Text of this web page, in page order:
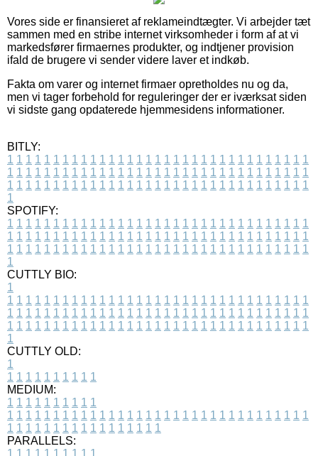
Vores side er finansieret af reklameindtægter. Vi arbejder tæt
sammen med en stribe internet virksomheder i form af at vi
markedsfører firmaernes produkter, og indtjener provision
ifald de brugere vi sender videre laver et indkøb.
Fakta om varer og internet firmaer opretholdes nu og da,
men vi tager forbehold for reguleringer der er iværksat siden
vi sidste gang opdaterede hjemmesidens informationer.
BITLY:
1 1 1 1 1 1 1 1 1 1 1 1 1 1 1 1 1 1 1 1 1 1 1 1 1 1 1 1 1 1 1 1 1
1 1 1 1 1 1 1 1 1 1 1 1 1 1 1 1 1 1 1 1 1 1 1 1 1 1 1 1 1 1 1 1 1
1 1 1 1 1 1 1 1 1 1 1 1 1 1 1 1 1 1 1 1 1 1 1 1 1 1 1 1 1 1 1 1 1
1
SPOTIFY:
1 1 1 1 1 1 1 1 1 1 1 1 1 1 1 1 1 1 1 1 1 1 1 1 1 1 1 1 1 1 1 1 1
1 1 1 1 1 1 1 1 1 1 1 1 1 1 1 1 1 1 1 1 1 1 1 1 1 1 1 1 1 1 1 1 1
1 1 1 1 1 1 1 1 1 1 1 1 1 1 1 1 1 1 1 1 1 1 1 1 1 1 1 1 1 1 1 1 1
1
CUTTLY BIO:
1
1 1 1 1 1 1 1 1 1 1 1 1 1 1 1 1 1 1 1 1 1 1 1 1 1 1 1 1 1 1 1 1 1
1 1 1 1 1 1 1 1 1 1 1 1 1 1 1 1 1 1 1 1 1 1 1 1 1 1 1 1 1 1 1 1 1
1 1 1 1 1 1 1 1 1 1 1 1 1 1 1 1 1 1 1 1 1 1 1 1 1 1 1 1 1 1 1 1 1
1
CUTTLY OLD:
1
1 1 1 1 1 1 1 1 1 1
MEDIUM:
1 1 1 1 1 1 1 1 1 1
1 1 1 1 1 1 1 1 1 1 1 1 1 1 1 1 1 1 1 1 1 1 1 1 1 1 1 1 1 1 1 1 1
1 1 1 1 1 1 1 1 1 1 1 1 1 1 1 1 1
PARALLELS:
1 1 1 1 1 1 1 1 1 1